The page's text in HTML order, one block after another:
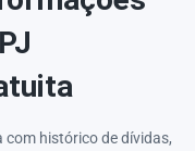
com histórico de dívidas,